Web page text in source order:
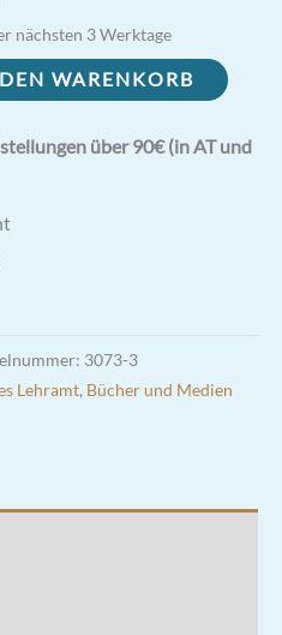
nächsten 3 Werktage
WARENKORB
über 90€ (in AT und
3073-3
Lehramt, Bücher und Medien